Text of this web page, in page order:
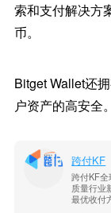
索和支付解决方
币。
Bitget Wallet还
户资产的高安全。
跨付KF
跨付KF
质量行业
最优收付